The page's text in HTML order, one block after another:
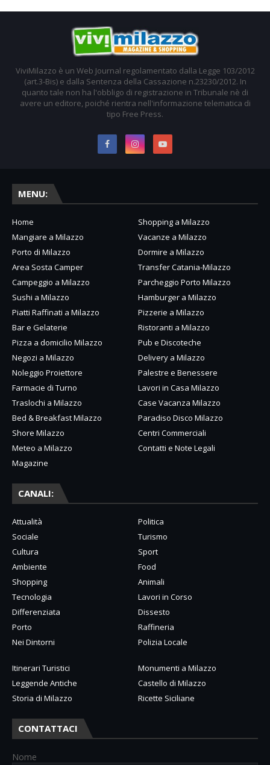
ViviMilazzo è un Web Journal regolamentato dalla Legge 103/2012
(art.3-Bis) e dalla Sentenza della Cassazione n.23230/2012. In
quanto tale non ha l'obbligo di registrazione in Tribunale nè di
avere un editore, poiché rientra nell'informazione telematica di
tipo Free Press.
MENU:
Home
Shopping a Milazzo
Mangiare a Milazzo
Vacanze a Milazzo
Porto di Milazzo
Dormire a Milazzo
Area Sosta Camper
Transfer Catania-Milazzo
Campeggio a Milazzo
Parcheggio Porto Milazzo
Sushi a Milazzo
Hamburger a Milazzo
Piatti Raffinati a Milazzo
Pizzerie a Milazzo
Bar e Gelaterie
Ristoranti a Milazzo
Pizza a domicilio Milazzo
Pub e Discoteche
Negozi a Milazzo
Delivery a Milazzo
Noleggio Proiettore
Palestre e Benessere
Farmacie di Turno
Lavori in Casa Milazzo
Traslochi a Milazzo
Case Vacanza Milazzo
Bed & Breakfast Milazzo
Paradiso Disco Milazzo
Shore Milazzo
Centri Commerciali
Meteo a Milazzo
Contatti e Note Legali
Magazine
CANALI:
Attualità
Politica
Sociale
Turismo
Cultura
Sport
Ambiente
Food
Shopping
Animali
Tecnologia
Lavori in Corso
Differenziata
Dissesto
Porto
Raffineria
Nei Dintorni
Polizia Locale
Itinerari Turistici
Monumenti a Milazzo
Leggende Antiche
Castello di Milazzo
Storia di Milazzo
Ricette Siciliane
CONTATTACI
Nome